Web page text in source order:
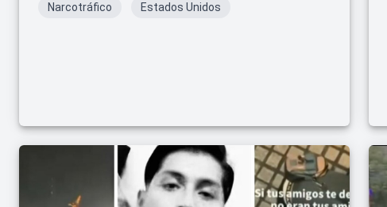
Narcotráfico
Estados Unidos